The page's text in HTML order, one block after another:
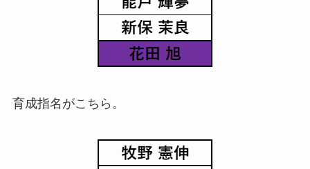
育成指名がこちら。